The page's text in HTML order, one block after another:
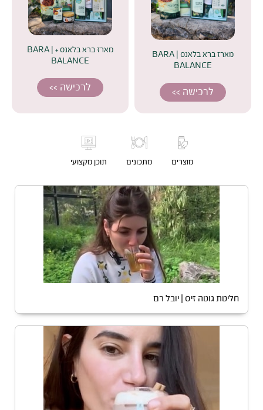
תהליך ריסטארט ואיפוס תזונתי לגוף.
הדרך הבטוחה, הפשוטה והיעילה ביותר לחזק את גופך.
איזון של מערכת העיכול ויצירת שגרה תזונתית בריאה שתביא את הגוף
מארז ברא בלאנס | BARA
BALANCE
לרכישה >>
מארז ברא בלאנס + | BARA
BALANCE
לרכישה >>
מוצרים מתכונים תוכן מקצועי
חליטת גוטה זיס | יובל רם